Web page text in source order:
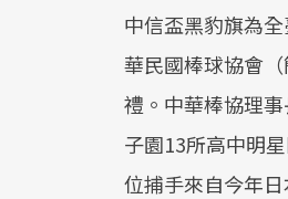
中信盃黑豹旗為
華民國棒球協會
禮。中華棒協理
子園13所高中明
位捕手來自今年